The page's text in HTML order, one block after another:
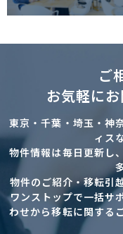
ご
お気軽に
東京・千葉・埼玉・神
ィス
物件情報は毎日更新し
物件のご紹介・移転引
ワンストップで一括サ
わせから移転に関する